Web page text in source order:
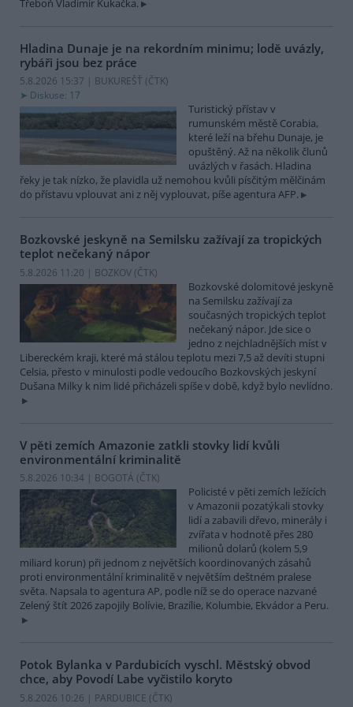
Třeboň Vladimír Kukačka.
Hladina Dunaje je na rekordním minimu; lodě uvázly,
rybáři jsou bez práce
5.8.2026 15:37 | BUKUREŠŤ (ČTK)
Diskuse: 17
Turistický přístav v
rumunském městě Corabia,
které leží na břehu Dunaje, je
opuštěný. Až na několik člunů
uvázlých v řasách. Hladina
řeky je tak nízko, že plavidla už nemohou kvůli písčitým mělčinám
do přístavu vplouvat ani z něj vyplouvat, píše agentura AFP.
Bozkovské jeskyně na Semilsku zažívají za tropických
teplot nečekaný nápor
5.8.2026 11:20 | BOZKOV (ČTK)
Bozkovské dolomitové jeskyně
na Semilsku zažívají za
současných tropických teplot
nečekaný nápor. Jde sice o
jedno z nejchladnějších míst v
Libereckém kraji, které má stálou teplotu mezi 7,5 až devíti stupni
Celsia, přesto v minulosti podle vedoucího Bozkovských jeskyní
Dušana Milky k nim lidé přicházeli spíše v době, když bylo nevlídno.
V pěti zemích Amazonie zatkli stovky lidí kvůli
environmentální kriminalitě
5.8.2026 10:34 | BOGOTÁ (ČTK)
Policisté v pěti zemích ležících
v Amazonii pozatýkali stovky
lidí a zabavili dřevo, minerály i
zvířata v hodnotě přes 280
milionů dolarů (kolem 5,9
miliard korun) při jednom z největších koordinovaných zásahů
proti environmentální kriminalitě v největším deštném pralese
světa. Napsala to agentura AP, podle níž se do operace nazvané
Zelený štít 2026 zapojily Bolívie, Brazílie, Kolumbie, Ekvádor a Peru.
Potok Bylanka v Pardubicích vyschl. Městský obvod
chce, aby Povodí Labe vyčistilo koryto
5.8.2026 10:26 | PARDUBICE (ČTK)